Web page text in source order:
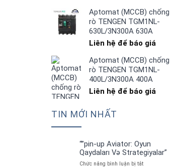
Aptomat (MCCB) chống
rò TENGEN TGM1NL-
630L/3N300A 630A
Liên hệ để báo giá
Aptomat (MCCB) chống
rò TENGEN TGM1NL-
400L/3N300A 400A
Liên hệ để báo giá
TIN MỚI NHẤT
“”pin-up Aviator: Oyun
Qaydaları Və Strategiyalar”
Chức năng bình luận bị tắtở